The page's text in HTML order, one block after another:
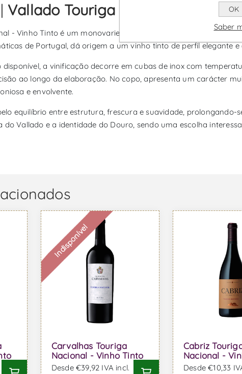
Vallado Touriga Nacional - Vinho
- Vinho Tinto é um monovarietal da Quinta do Vallado,
de Portugal, dá origem a um vinho tinto de perfil elegante
disponível, a vinificação decorre em cubas de inox com
ao longo da elaboração. No copo, apresenta um carácter
e envolvente.
equilíbrio entre estrutura, frescura e suavidade,
do Vallado e a identidade do Douro, sendo uma escolha
Indisponível
Carvalhas Touriga
Nacional - Vinho Tinto
Desde €39,92 IVA incl.
Cabriz
Nacional -
Desde €10,33
OK
Saber